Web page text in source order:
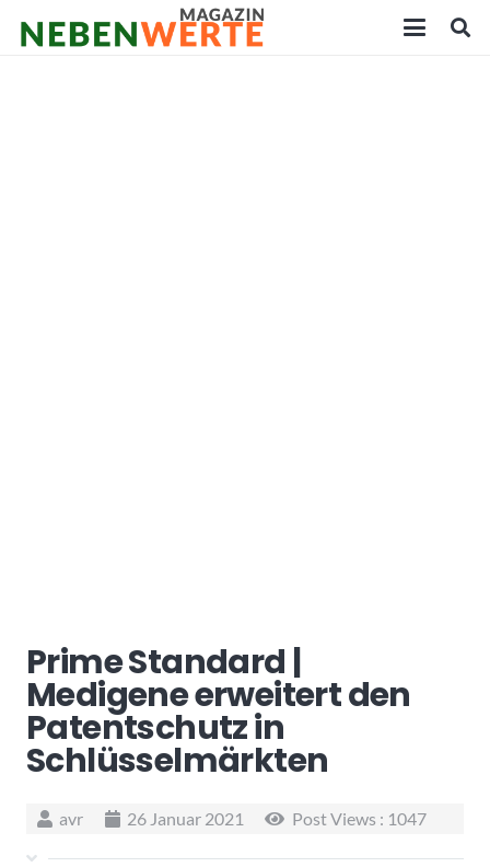
Prime Standard |
Medigene erweitert den
Patentschutz in
Schlüsselmärkten
avr 26 Januar 2021 Post Views : 1047